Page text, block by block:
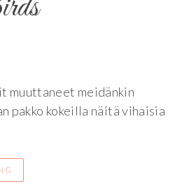
muuttaneet meidänkin
pakko kokeilla näitä vihaisia